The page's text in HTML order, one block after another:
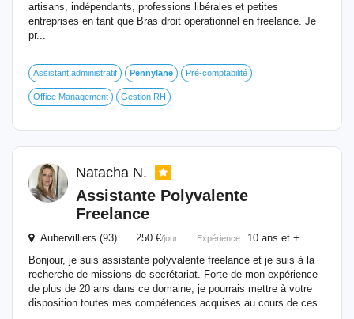
artisans, indépendants, professions libérales et petites
entreprises en tant que Bras droit opérationnel en freelance. Je
pr...
Assistant administratif Pennylane Pré-comptabilité
Office Management Gestion RH
Natacha N.
Assistante Polyvalente
Freelance
Aubervilliers (93) 250 €/jour Expérience : 10 ans et +
Bonjour, je suis assistante polyvalente freelance et je suis à la
recherche de missions de secrétariat. Forte de mon expérience
de plus de 20 ans dans ce domaine, je pourrais mettre à votre
disposition toutes mes compétences acquises au cours de ces